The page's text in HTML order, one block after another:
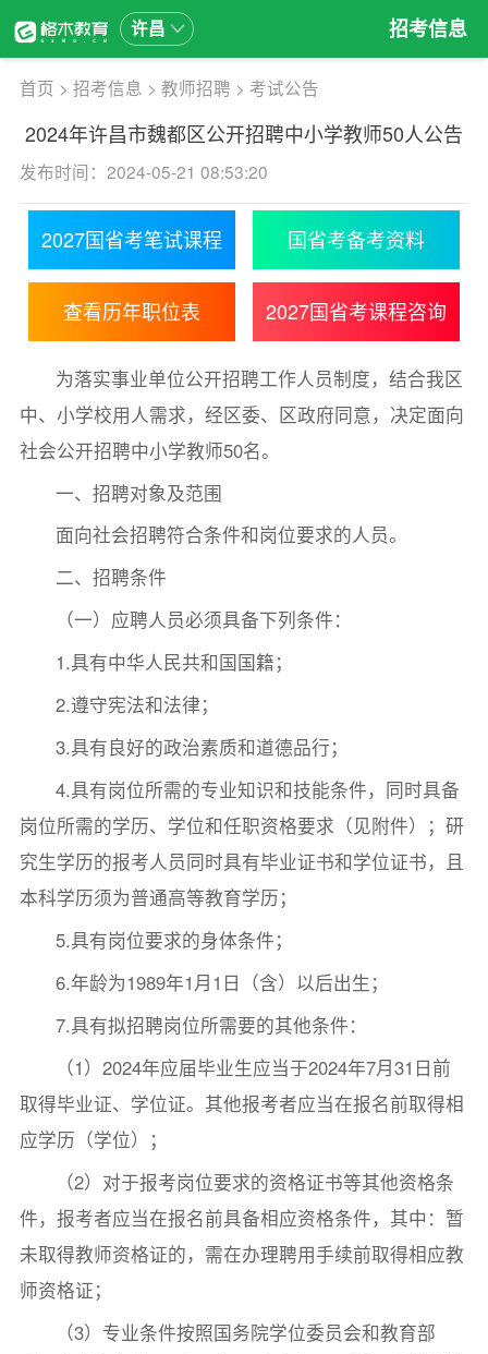
许昌 招考信息
首页 > 招考信息 > 教师招聘 > 考试公告
2024年许昌市魏都区公开招聘中小学教师50人公告
发布时间：2024-05-21 08:53:20
2027国省考笔试课程 国省考备考资料
查看历年职位表 2027国省考课程咨询
为落实事业单位公开招聘工作人员制度，结合我区
中、小学校用人需求，经区委、区政府同意，决定面向
社会公开招聘中小学教师50名。
一、招聘对象及范围
面向社会招聘符合条件和岗位要求的人员。
二、招聘条件
（一）应聘人员必须具备下列条件：
1.具有中华人民共和国国籍；
2.遵守宪法和法律；
3.具有良好的政治素质和道德品行；
4.具有岗位所需的专业知识和技能条件，同时具备
岗位所需的学历、学位和任职资格要求（见附件）；研
究生学历的报考人员同时具有毕业证书和学位证书，且
本科学历须为普通高等教育学历；
5.具有岗位要求的身体条件；
6.年龄为1989年1月1日（含）以后出生；
7.具有拟招聘岗位所需要的其他条件：
（1）2024年应届毕业生应当于2024年7月31日前
取得毕业证、学位证。其他报考者应当在报名前取得相
应学历（学位）；
（2）对于报考岗位要求的资格证书等其他资格条
件，报考者应当在报名前具备相应资格条件，其中：暂
未取得教师资格证的，需在办理聘用手续前取得相应教
师资格证；
（3）专业条件按照国务院学位委员会和教育部